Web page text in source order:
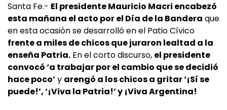
Santa Fe.- El presidente Mauricio Macri encabezó
esta mañana el acto por el Día de la Bandera que
en esta ocasión se desarrolló en el Patio Cívico
frente a miles de chicos que juraron lealtad a la
enseña Patria. En el corto discurso, el presidente
convocó ‘a trabajar por el cambio que se decidió
hace poco’y arengó a los chicos a gritar ‘¡Sí se
puede!’, ‘¡Viva la Patria!’ y ¡Viva Argentina!